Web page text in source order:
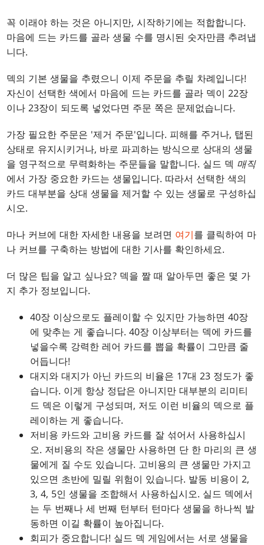
꼭 이래야 하는 것은 아니지만, 시작하기에는 적합합니다.
마음에 드는 카드를 골라 생물 수를 명시된 숫자만큼 추려냅
니다.
덱의 기본 생물을 추렸으니 이제 주문을 추릴 차례입니다!
자신이 선택한 색에서 마음에 드는 카드를 골라 덱이 22장
이나 23장이 되도록 넣었다면 주문 쪽은 문제없습니다.
가장 필요한 주문은 '제거 주문'입니다. 피해를 주거나, 탭된
상태로 유지시키거나, 바로 파괴하는 방식으로 상대의 생물
을 영구적으로 무력화하는 주문들을 말합니다. 실드 덱 매직
에서 가장 중요한 카드는 생물입니다. 따라서 선택한 색의
카드 대부분을 상대 생물을 제거할 수 있는 생물로 구성하십
시오.
마나 커브에 대한 자세한 내용을 보려면 여기를 클릭하여 마
나 커브를 구축하는 방법에 대한 기사를 확인하세요.
더 많은 팁을 알고 싶나요? 덱을 짤 때 알아두면 좋은 몇 가
지 추가 정보입니다.
40장 이상으로도 플레이할 수 있지만 가능하면 40장
에 맞추는 게 좋습니다. 40장 이상부터는 덱에 카드를
넣을수록 강력한 레어 카드를 뽑을 확률이 그만큼 줄
어듭니다!
대지와 대지가 아닌 카드의 비율은 17대 23 정도가 좋
습니다. 이게 항상 정답은 아니지만 대부분의 리미티
드 덱은 이렇게 구성되며, 저도 이런 비율의 덱으로 플
레이하는 게 좋습니다.
저비용 카드와 고비용 카드를 잘 섞어서 사용하십시
오. 저비용의 작은 생물만 사용하면 단 한 마리의 큰 생
물에게 질 수도 있습니다. 고비용의 큰 생물만 가지고
있으면 초반에 밀릴 위험이 있습니다. 발동 비용이 2,
3, 4, 5인 생물을 조합해서 사용하십시오. 실드 덱에서
는 두 번째나 세 번째 턴부터 턴마다 생물을 하나씩 발
동하면 이길 확률이 높아집니다.
회피가 중요합니다! 실드 덱 게임에서는 서로 생물을